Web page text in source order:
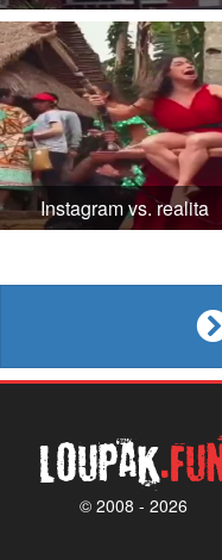
Instagram vs. realita
Loupak
© 2008 - 2026